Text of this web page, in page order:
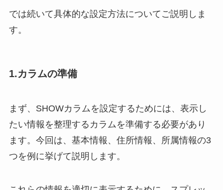
では続いて具体的な設定方法についてご説明しま
す。
1.カラムの準備
まず、SHOWカラムを設定するためには、表示し
たい情報を整理するカラムを準備する必要があり
ます。今回は、基本情報、住所情報、所属情報の3
つを例に挙げて説明します。